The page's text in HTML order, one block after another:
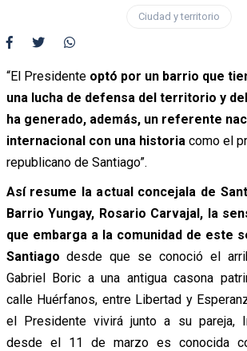
Ciudad y territorio
“El Presidente optó por un barrio que
una lucha de defensa del territorio y
ha generado, además, un referente
internacional con una historia como el
republicano de Santiago”.
Así resume la actual concejala de
Barrio Yungay, Rosario Carvajal, la
que embarga a la comunidad de este
Santiago desde que se conoció el
Gabriel Boric a una antigua casona
calle Huérfanos, entre Libertad y
el Presidente vivirá junto a su pareja,
desde el 11 de marzo es conocida